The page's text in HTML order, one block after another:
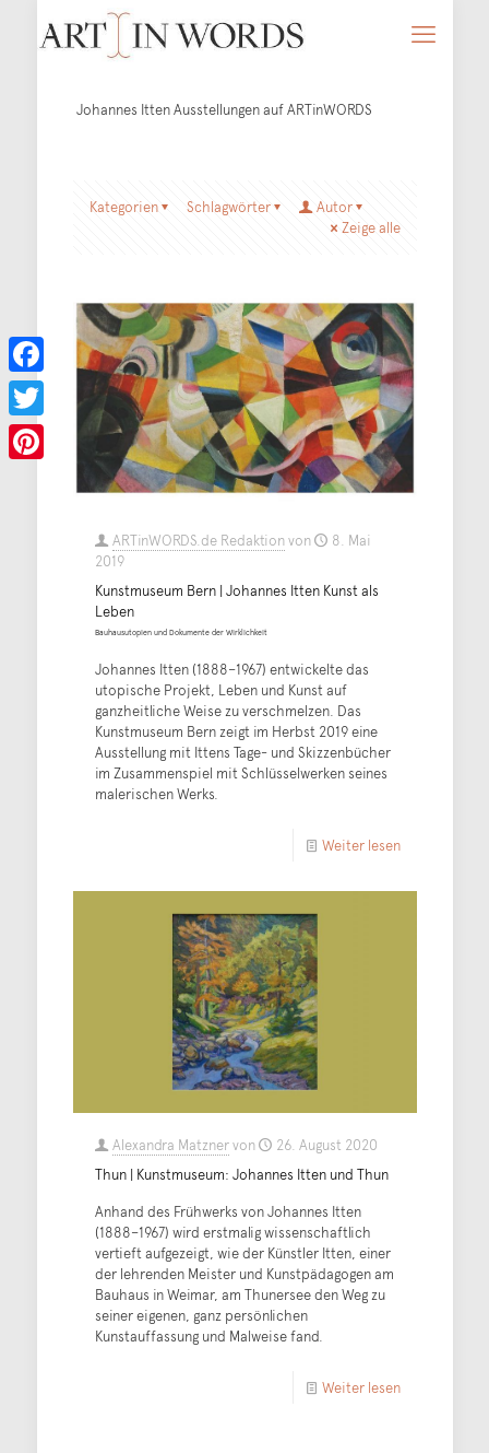
Johannes Itten Ausstellungen auf ARTinWORDS
Kategorien Schlagwörter
Autor
Zeige alle
ARTinWORDS.de Redaktionvon
8. Mai
2019
Kunstmuseum Bern | Johannes Itten Kunst als
Leben
Bauhausutopien und Dokumente der Wirklichkeit
Johannes Itten (1888–1967) entwickelte das
utopische Projekt, Leben und Kunst auf
ganzheitliche Weise zu verschmelzen. Das
Kunstmuseum Bern zeigt im Herbst 2019 eine
Ausstellung mit Ittens Tage- und Skizzenbücher
im Zusammenspiel mit Schlüsselwerken seines
malerischen Werks.
Weiter lesen
Alexandra Matznervon
26. August 2020
Thun | Kunstmuseum: Johannes Itten und Thun
Anhand des Frühwerks von Johannes Itten
(1888–1967) wird erstmalig wissenschaftlich
vertieft aufgezeigt, wie der Künstler Itten, einer
der lehrenden Meister und Kunstpädagogen am
Bauhaus in Weimar, am Thunersee den Weg zu
seiner eigenen, ganz persönlichen
Kunstauffassung und Malweise fand.
Weiter lesen
Facebook
Twitter